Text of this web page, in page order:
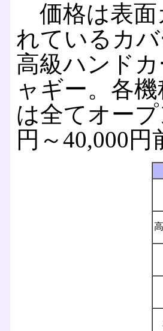
価格は表面
れているカ
高級ハンド
ャギー。各
は全てオー
円～40,000円